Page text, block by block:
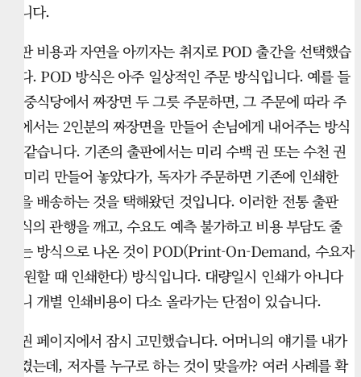
습니다.
출판 비용과 자연을 아끼자는 취지로 POD 출간을 선택했습
니다. POD 방식은 아주 일상적인 주문 방식입니다. 예를 들
면 중식당에서 짜장면 두 그릇 주문하면, 그 주문에 따라 주
방에서는 2인분의 짜장면을 만들어 손님에게 내어주는 방식
과 같습니다. 기존의 출판에서는 미리 수백 권 또는 수천 권
을 미리 만들어 놓았다가, 독자가 주문하면 기존에 인쇄한
책을 배송하는 것을 택해왔던 것입니다. 이러한 전통 출판
방식의 관행을 깨고, 수요도 예측 불가하고 비용 부담도 줄
이는 방식으로 나온 것이 POD(Print-On-Demand, 수요자
가 원할 때 인쇄한다) 방식입니다. 대량일시 인쇄가 아니다
보니 개별 인쇄비용이 다소 올라가는 단점이 있습니다.
판권 페이지에서 잠시 고민했습니다. 어머니의 얘기를 내가
옮겼는데, 저자를 누구로 하는 것이 맞을까? 여러 사례를 확